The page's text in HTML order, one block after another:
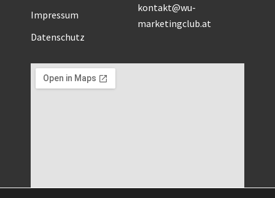
Impressum
Datenschutz
kontakt@wu-
marketingclub.at